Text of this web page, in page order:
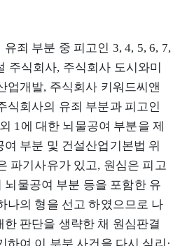
죄 부분 중 피고인 3, 4, 5, 6, 7,
주식회사, 주식회사 도시와미
업개발, 주식회사 키워드씨앤
식회사의 유죄 부분과 피고인
1에 대한 뇌물공여 부분을 제
부분 및 건설산업기본법 위
파기사유가 있고, 원심은 피고
뇌물공여 부분 등을 포함한 유
나의 형을 선고 하였으므로 나
판단을 생략한 채 원심판결
하여 이 부분 사건을 다시 심리·